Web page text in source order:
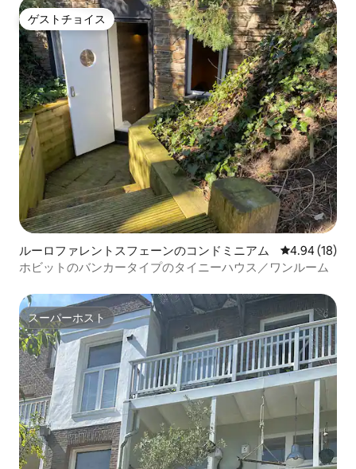
ゲストチョイス
ゲストチョイス
ルーロファレントスフェーンのコンドミニアム レビュー18
4.94 (18)
ホビットのバンカータイプのタイニーハウス／ワンルーム
スーパーホスト
スーパーホスト